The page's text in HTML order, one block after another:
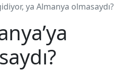
ya Almanya olmasaydı?